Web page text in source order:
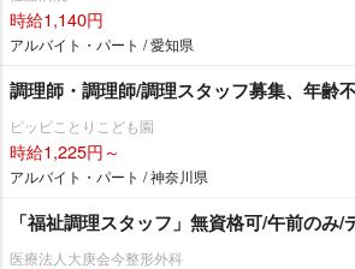
時給1,140円
アルバイト・パート / 愛知県
調理師・調理師/調理スタッフ募集、年齢
ピッピことりこども園
時給1,225円～
アルバイト・パート / 神奈川県
「福祉調理スタッフ」無資格可/午前のみ/
医療法人大庚会今整形外科